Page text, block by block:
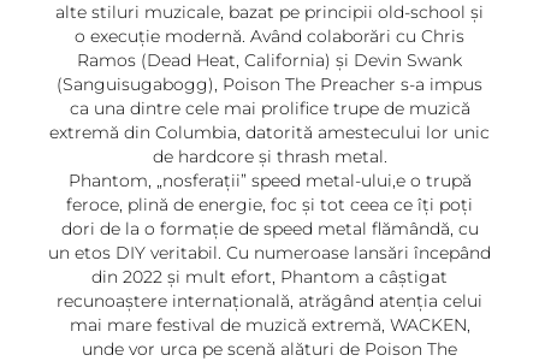
alte stiluri muzicale, bazat pe principii old-school și
o execuție modernă. Având colaborări cu Chris
Ramos (Dead Heat, California) și Devin Swank
(Sanguisugabogg), Poison The Preacher s-a impus
ca una dintre cele mai prolifice trupe de muzică
extremă din Columbia, datorită amestecului lor unic
de hardcore și thrash metal.
Phantom, „nosferații” speed metal-ului,e o trupă
feroce, plină de energie, foc și tot ceea ce îți poți
dori de la o formație de speed metal flămândă, cu
un etos DIY veritabil. Cu numeroase lansări începând
din 2022 și mult efort, Phantom a câștigat
recunoaștere internațională, atrăgând atenția celui
mai mare festival de muzică extremă, WACKEN,
unde vor urca pe scenă alături de Poison The